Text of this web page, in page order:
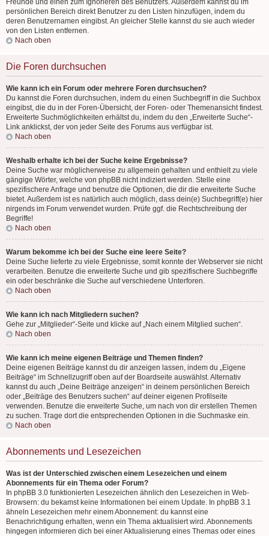
Freunde und einen zum Ignorieren des Benutzers. Außerdem kannst du im
persönlichen Bereich direkt Benutzer zu den Listen hinzufügen, indem du
deren Benutzernamen eingibst. An gleicher Stelle kannst du sie auch wieder
von den Listen entfernen.
Nach oben
Die Foren durchsuchen
Wie kann ich ein Forum oder mehrere Foren durchsuchen?
Du kannst die Foren durchsuchen, indem du einen Suchbegriff in die Suchbox
eingibst, die du in der Foren-Übersicht, der Foren- oder Themenansicht findest.
Erweiterte Suchmöglichkeiten erhältst du, indem du den „Erweiterte Suche“-
Link anklickst, der von jeder Seite des Forums aus verfügbar ist.
Nach oben
Weshalb erhalte ich bei der Suche keine Ergebnisse?
Deine Suche war möglicherweise zu allgemein gehalten und enthielt zu viele
gängige Wörter, welche von phpBB nicht indiziert werden. Stelle eine
spezifischere Anfrage und benutze die Optionen, die dir die erweiterte Suche
bietet. Außerdem ist es natürlich auch möglich, dass dein(e) Suchbegriff(e) hier
nirgends im Forum verwendet wurden. Prüfe ggf. die Rechtschreibung der
Begriffe!
Nach oben
Warum bekomme ich bei der Suche eine leere Seite?
Deine Suche lieferte zu viele Ergebnisse, somit konnte der Webserver sie nicht
verarbeiten. Benutze die erweiterte Suche und gib spezifischere Suchbegriffe
ein oder beschränke die Suche auf verschiedene Unterforen.
Nach oben
Wie kann ich nach Mitgliedern suchen?
Gehe zur „Mitglieder“-Seite und klicke auf „Nach einem Mitglied suchen“.
Nach oben
Wie kann ich meine eigenen Beiträge und Themen finden?
Deine eigenen Beiträge kannst du dir anzeigen lassen, indem du „Eigene
Beiträge“ im Schnellzugriff oben auf der Boardseite auswählst. Alternativ
kannst du auch „Deine Beiträge anzeigen“ in deinem persönlichen Bereich
oder „Beiträge des Benutzers suchen“ auf deiner eigenen Profilseite
verwenden. Benutze die erweiterte Suche, um nach von dir erstellen Themen
zu suchen. Trage dort die entsprechenden Optionen in die Suchmaske ein.
Nach oben
Abonnements und Lesezeichen
Was ist der Unterschied zwischen einem Lesezeichen und einem
Abonnements für ein Thema oder Forum?
In phpBB 3.0 funktionierten Lesezeichen ähnlich den Lesezeichen in Web-
Browsern: du bekamst keine Informationen bei einem Update. In phpBB 3.1
ähneln Lesezeichen mehr einem Abonnement: du kannst eine
Benachrichtigung erhalten, wenn ein Thema aktualisiert wird. Abonnements
hingegen informieren dich bei einer Aktualisierung eines Themas oder eines